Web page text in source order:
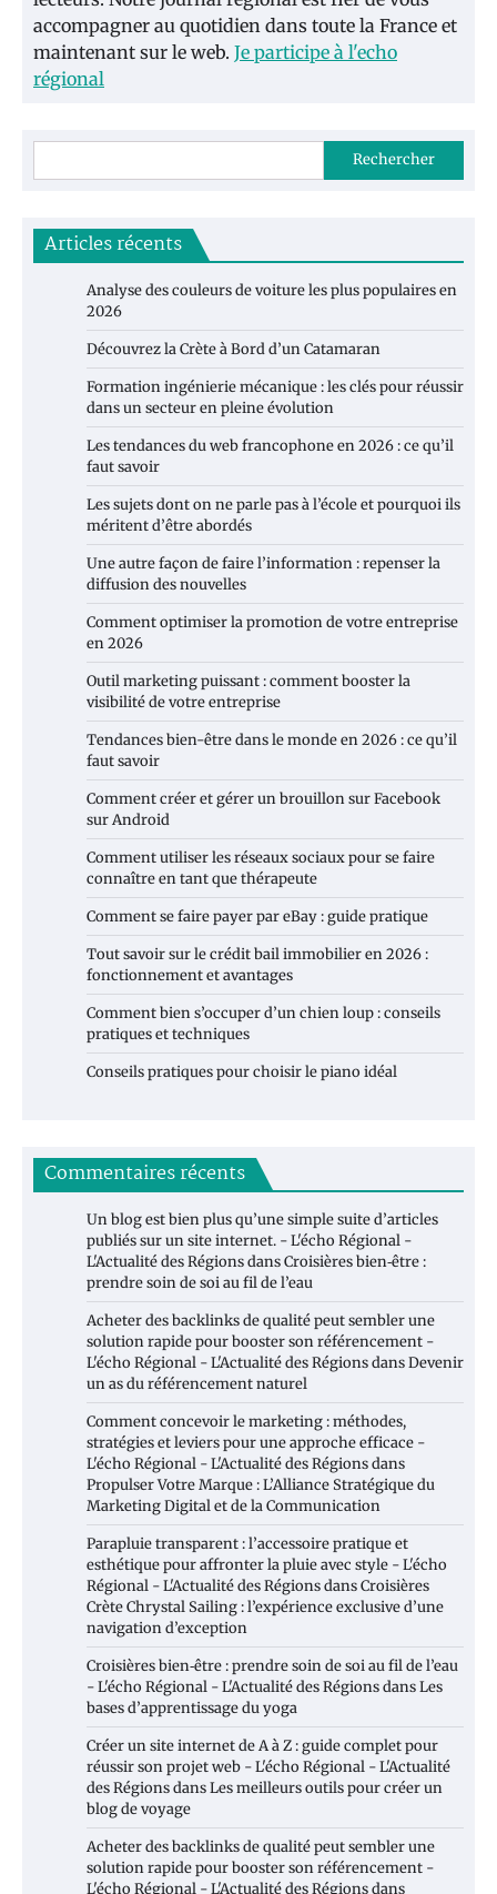
accompagner au quotidien dans toute la France et
maintenant sur le web. Je participe à l'echo
régional
Rechercher
Articles récents
Analyse des couleurs de voiture les plus populaires en
2026
Découvrez la Crète à Bord d’un Catamaran
Formation ingénierie mécanique : les clés pour réussir
dans un secteur en pleine évolution
Les tendances du web francophone en 2026 : ce qu’il
faut savoir
Les sujets dont on ne parle pas à l’école et pourquoi ils
méritent d’être abordés
Une autre façon de faire l’information : repenser la
diffusion des nouvelles
Comment optimiser la promotion de votre entreprise
en 2026
Outil marketing puissant : comment booster la
visibilité de votre entreprise
Tendances bien-être dans le monde en 2026 : ce qu’il
faut savoir
Comment créer et gérer un brouillon sur Facebook
sur Android
Comment utiliser les réseaux sociaux pour se faire
connaître en tant que thérapeute
Comment se faire payer par eBay : guide pratique
Tout savoir sur le crédit bail immobilier en 2026 :
fonctionnement et avantages
Comment bien s’occuper d’un chien loup : conseils
pratiques et techniques
Conseils pratiques pour choisir le piano idéal
Commentaires récents
Un blog est bien plus qu’une simple suite d’articles
publiés sur un site internet. - L'écho Régional -
L'Actualité des RégionsdansCroisières bien‑être :
prendre soin de soi au fil de l’eau
Acheter des backlinks de qualité peut sembler une
solution rapide pour booster son référencement -
L'écho Régional - L'Actualité des RégionsdansDevenir
un as du référencement naturel
Comment concevoir le marketing : méthodes,
stratégies et leviers pour une approche efficace -
L'écho Régional - L'Actualité des Régionsdans
Propulser Votre Marque : L’Alliance Stratégique du
Marketing Digital et de la Communication
Parapluie transparent : l’accessoire pratique et
esthétique pour affronter la pluie avec style - L'écho
Régional - L'Actualité des RégionsdansCroisières
Crète Chrystal Sailing : l’expérience exclusive d’une
navigation d’exception
Croisières bien‑être : prendre soin de soi au fil de l’eau
- L'écho Régional - L'Actualité des RégionsdansLes
bases d’apprentissage du yoga
Créer un site internet de A à Z : guide complet pour
réussir son projet web - L'écho Régional - L'Actualité
des RégionsdansLes meilleurs outils pour créer un
blog de voyage
Acheter des backlinks de qualité peut sembler une
solution rapide pour booster son référencement -
L'écho Régional - L'Actualité des Régionsdans